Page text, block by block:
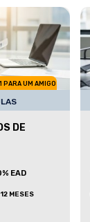
PARA UM AMIGO
DE
EAD
MESES